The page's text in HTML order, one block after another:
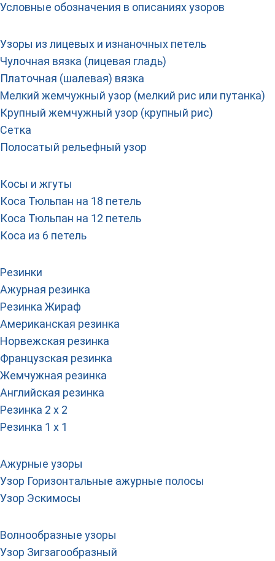
Условные обозначения в описаниях узоров
Узоры из лицевых и изнаночных петель
Чулочная вязка (лицевая гладь)
Платочная (шалевая) вязка
Мелкий жемчужный узор (мелкий рис или путанка)
Крупный жемчужный узор (крупный рис)
Сетка
Полосатый рельефный узор
Косы и жгуты
Коса Тюльпан на 18 петель
Коса Тюльпан на 12 петель
Коса из 6 петель
Резинки
Ажурная резинка
Резинка Жираф
Американская резинка
Норвежская резинка
Французская резинка
Жемчужная резинка
Английская резинка
Резинка 2 х 2
Резинка 1 х 1
Ажурные узоры
Узор Горизонтальные ажурные полосы
Узор Эскимосы
Волнообразные узоры
Узор Зигзагообразный